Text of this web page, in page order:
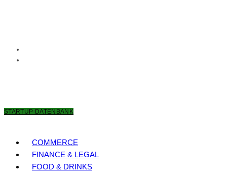
STARTUP DATENBANK
COMMERCE
FINANCE & LEGAL
FOOD & DRINKS